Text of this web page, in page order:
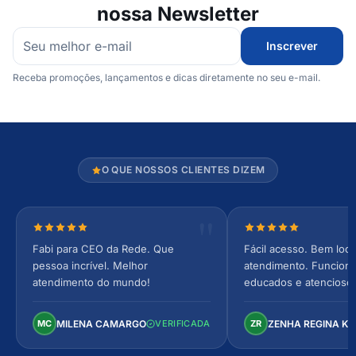
nossa Newsletter
Inscrever
Receba promoções, lançamentos e dicas diretamente no seu e-mail.
O QUE NOSSOS CLIENTES DIZEM
Nota 5 de 5 estrelas
Fabi para CEO da Rede. Que
pessoa incrível. Melhor
atendimento do mundo!
MC MILENA CAMARGO VERIFICADA
Nota 5 de 5
Fácil acesso. Bem
atendimento.
educados e
Perfeito!
ZR ZENHA REGINA